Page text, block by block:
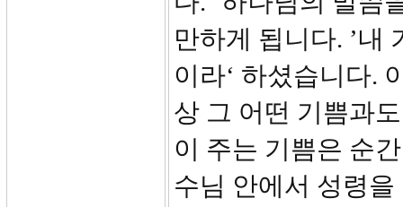
만하게 됩니다. ’내
이라‘ 하셨습니다.
상 그 어떤 기쁨과
이 주는 기쁨은 순
수님 안에서 성령